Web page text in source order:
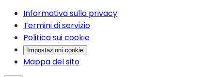
Informativa sulla privacy
Termini di servizio
Politica sui cookie
Impostazioni cookie
Mappa del sito